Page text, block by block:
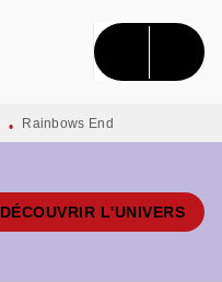
CONTENU
• Rainbows End
DÉCOUVRIR L'UNIVERS